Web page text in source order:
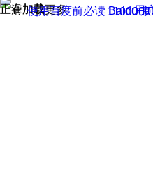
正在加载
上滑加载更多 用
使用百度前必读 Baidu
京公网安备